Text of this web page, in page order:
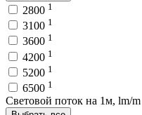
2800 1
3100 1
3600 1
4200 1
5200 1
6500 1
Световой поток на 1м, lm/m